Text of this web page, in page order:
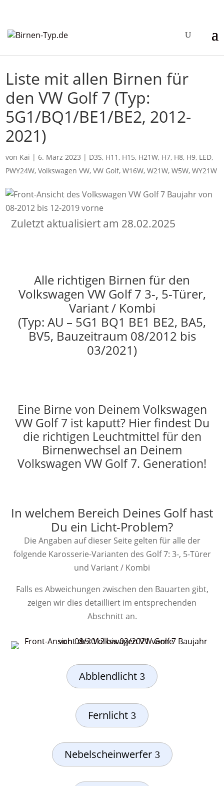
Liste mit allen Birnen für
den VW Golf 7 (Typ:
5G1/BQ1/BE1/BE2, 2012-
2021)
von Kai |6. März 2023 | D3S, H11, H15, H21W, H7, H8, H9, LED,
PWY24W,Volkswagen VW,VW Golf,W16W,W21W,W5W,WY21W
Zuletzt aktualisiert am 28.02.2025
Alle richtigen Birnen für den
Volkswagen VW Golf 7 3-, 5-Türer,
Variant / Kombi
(Typ: AU – 5G1 BQ1 BE1 BE2, BA5,
BV5, Bauzeitraum 08/2012 bis
03/2021)
Eine Birne von Deinem Volkswagen
VW Golf 7 ist kaputt? Hier findest Du
die richtigen Leuchtmittel für den
Birnenwechsel an Deinem
Volkswagen VW Golf 7. Generation!
In welchem Bereich Deines Golf hast
Du ein Licht-Problem?
Die Angaben auf dieser Seite gelten für alle der
folgende Karosserie-Varianten des Golf 7: 3-, 5-Türer
und Variant / Kombi
Falls es Abweichungen zwischen den Bauarten gibt,
zeigen wir dies detailliert im entsprechenden
Abschnitt an.
Abblendlicht
Fernlicht
Nebelscheinwerfer